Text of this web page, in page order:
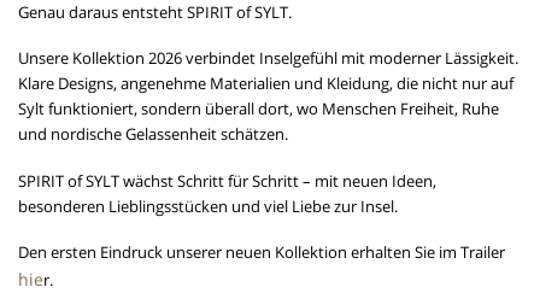
Genau daraus entsteht SPIRIT of SYLT.
Unsere Kollektion 2026 verbindet Inselgefühl mit moderner Lässigkeit.
Klare Designs, angenehme Materialien und Kleidung, die nicht nur auf
Sylt funktioniert, sondern überall dort, wo Menschen Freiheit, Ruhe
und nordische Gelassenheit schätzen.
SPIRIT of SYLT wächst Schritt für Schritt – mit neuen Ideen,
besonderen Lieblingsstücken und viel Liebe zur Insel.
Den ersten Eindruck unserer neuen Kollektion erhalten Sie im Trailer
hier.